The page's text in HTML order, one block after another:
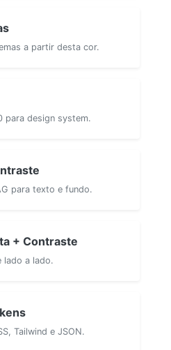
a partir desta cor.
para design system.
para texto e fundo.
+ Contraste
lado a lado.
Tailwind e JSON.